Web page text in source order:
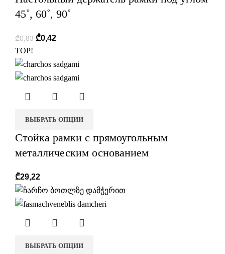
45˚, 60˚, 90˚
₾0,83 ₾0,42
TOP!
ВЫБРАТЬ ОПЦИИ
Стойка рамки с прямоугольным
металлическим основанием
₾29,22
ВЫБРАТЬ ОПЦИИ